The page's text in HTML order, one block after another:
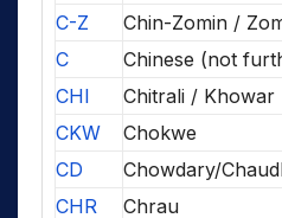
C-Z
Chin-Zomin /
C
Chinese (not
CHI
Chitrali / Khowar
CKW
Chokwe
CD
Chowdary/
CHR
Chrau